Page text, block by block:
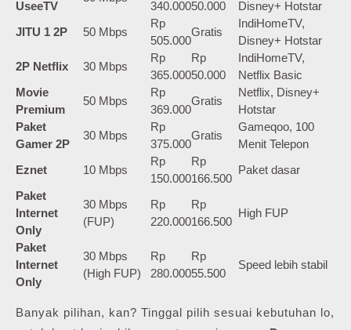
UseeTV
340.00050.000
Disney+ Hotstar
JITU 1 2P
50 Mbps
Rp
505.000
Gratis
IndiHomeTV,
Disney+ Hotstar
2P Netflix
30 Mbps
Rp
365.000
Rp
50.000
IndiHomeTV,
Netflix Basic
Movie
Premium
50 Mbps
Rp
369.000
Gratis
Netflix, Disney+
Hotstar
Paket
Gamer 2P
30 Mbps
Rp
375.000
Gratis
Gameqoo, 100
Menit Telepon
Eznet
10 Mbps
Rp
150.000
Rp
166.500
Paket dasar
Paket
Internet
Only
30 Mbps
(FUP)
Rp
220.000
Rp
166.500
High FUP
Paket
Internet
Only
30 Mbps
(High FUP)
Rp
280.000
Rp
55.500
Speed lebih stabil
Banyak pilihan, kan? Tinggal pilih sesuai kebutuhan lo,